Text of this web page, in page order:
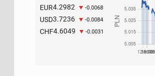
EUR4.2982 -0.0068
USD3.7236 -0.0084
CHF4.6049 -0.0031